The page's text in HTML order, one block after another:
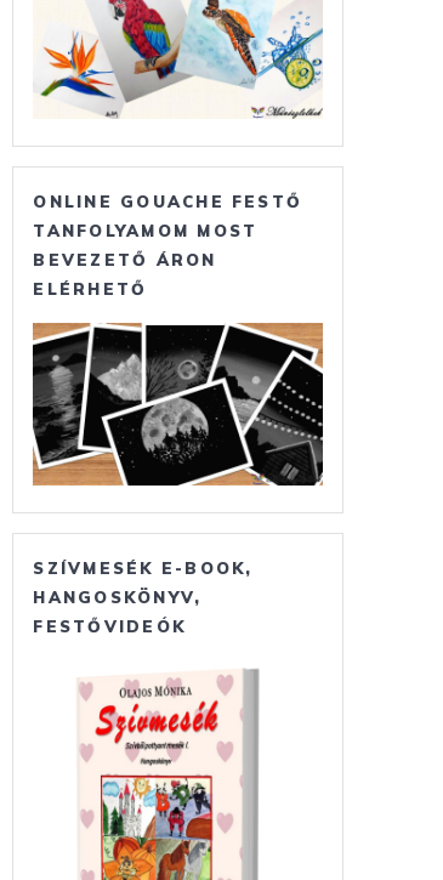
ONLINE GOUACHE FESTŐ
TANFOLYAMOM MOST
BEVEZETŐ ÁRON
ELÉRHETŐ
SZÍVMESÉK E-BOOK,
HANGOSKÖNYV,
FESTŐVIDEÓK